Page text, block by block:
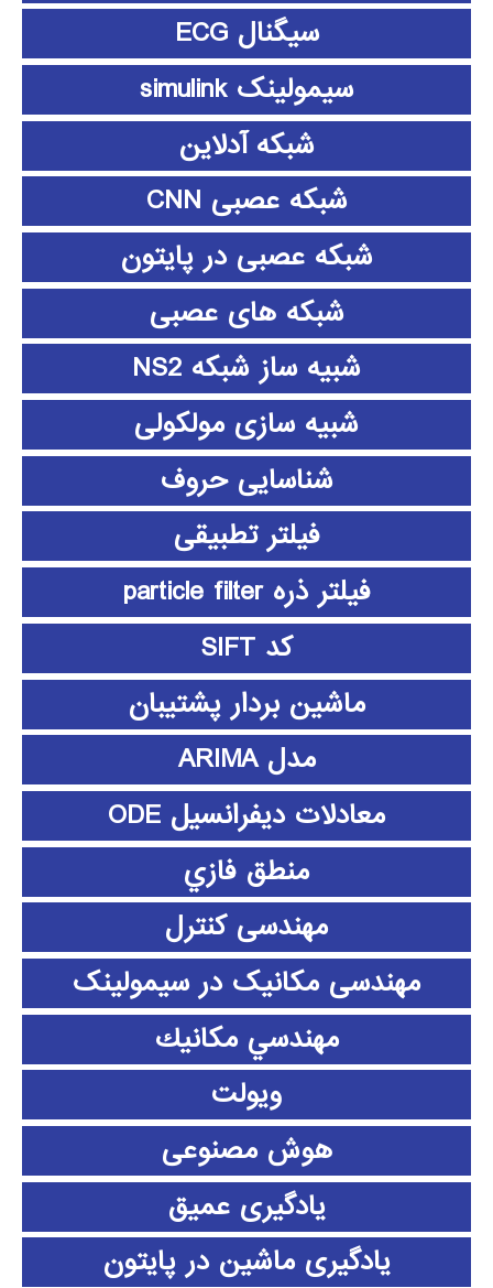
سیگنال ECG
سیمولینک simulink
شبکه آدلاین
شبکه عصبی CNN
شبکه عصبی در پایتون
شبکه های عصبی
شبیه ساز شبکه NS2
شبیه سازی مولکولی
شناسایی حروف
فیلتر تطبیقی
فیلتر ذره particle filter
کد SIFT
ماشین بردار پشتیبان
مدل ARIMA
معادلات دیفرانسیل ODE
منطق فازي
مهندسی کنترل
مهندسی مکانیک در سیمولینک
مهندسي مكانيك
ویولت
هوش مصنوعی
یادگیری عمیق
یادگیری ماشین در پایتون